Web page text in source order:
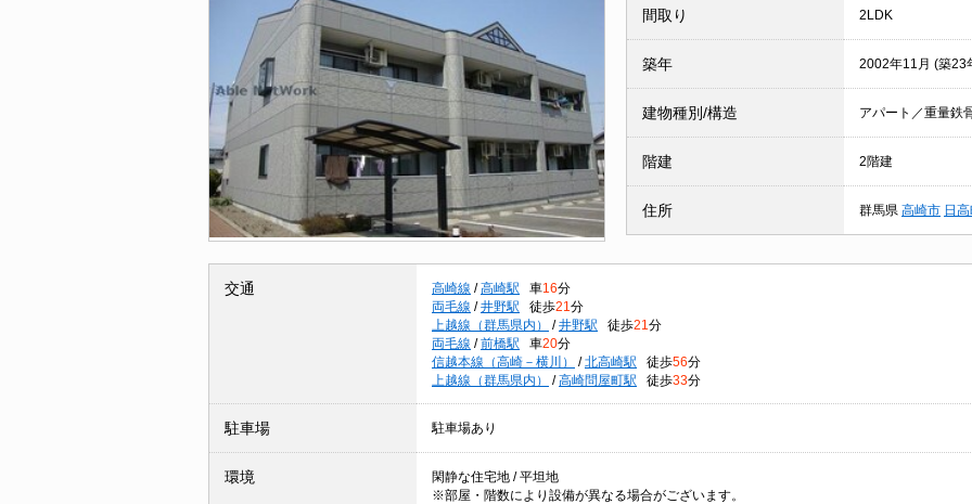
間取り 2LDK
築年 2002年11月 (築23
建物種別/構造 アパート／重量鉄
階建 2階建
住所 群馬県 高崎市 日
交通 高崎線 / 高崎駅 車16分
両毛線 / 井野駅 徒歩21 分
上越線（群馬県内）
/ 井野駅 徒歩21 分
両毛線 / 前橋駅 車20分
信越本線（高崎－横川）
/ 北高崎駅 徒歩56分
上越線（群馬県内）
/ 高崎問屋町駅 徒歩33分
駐車場 駐車場あり
環境
閑静な住宅地 / 平坦地
※部屋・階数により設備が異なる場合がございます。